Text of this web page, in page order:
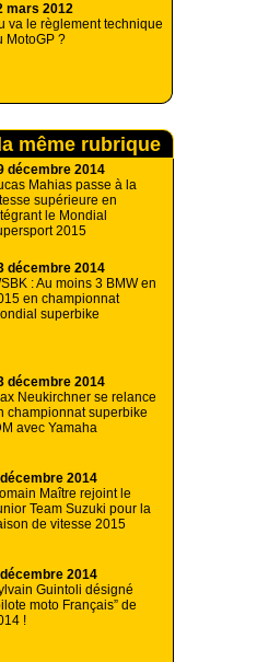
mars 2012
va le règlement technique
MotoGP ?
même rubrique
décembre 2014
Mahias passe à la
supérieure en
le Mondial
2015
décembre 2014
: Au moins 3 BMW en
en championnat
superbike
décembre 2014
Neukirchner se relance
championnat superbike
avec Yamaha
2014
Maître rejoint le
Team Suzuki pour la
de vitesse 2015
2014
Guintoli désigné
moto Français” de
!